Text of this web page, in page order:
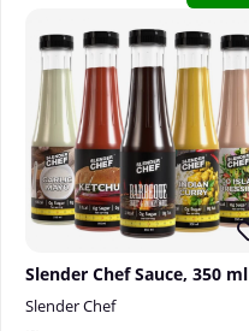
Slender Chef Sauce, 350 ml
Slender Chef